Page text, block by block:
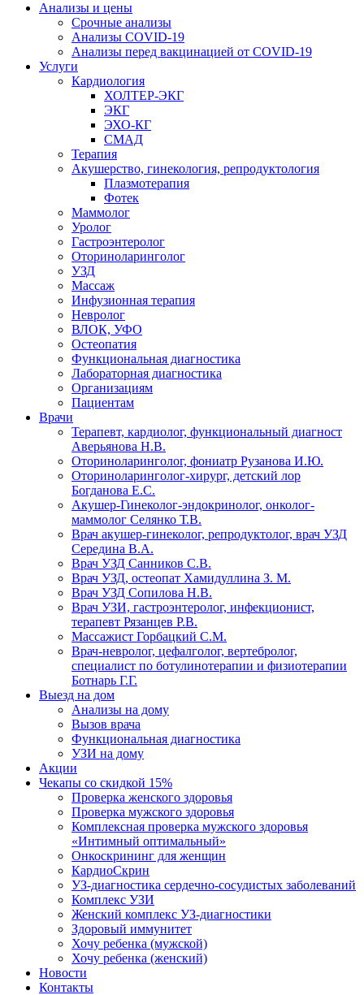
Анализы и цены
Срочные анализы
Анализы COVID-19
Анализы перед вакцинацией от COVID-19
Услуги
Кардиология
ХОЛТЕР-ЭКГ
ЭКГ
ЭХО-КГ
СМАД
Терапия
Акушерство, гинекология, репродуктология
Плазмотерапия
Фотек
Маммолог
Уролог
Гастроэнтеролог
Оториноларинголог
УЗД
Массаж
Инфузионная терапия
Невролог
ВЛОК, УФО
Остеопатия
Функциональная диагностика
Лабораторная диагностика
Организациям
Пациентам
Врачи
Терапевт, кардиолог, функциональный диагност
Аверьянова Н.В.
Оториноларинголог, фониатр Рузанова И.Ю.
Оториноларинголог-хирург, детский лор
Богданова Е.С.
Акушер-Гинеколог-эндокринолог, онколог-
маммолог Селянко Т.В.
Врач акушер-гинеколог, репродуктолог, врач УЗД
Середина В.А.
Врач УЗД Санников С.В.
Врач УЗД, остеопат Хамидуллина З. М.
Врач УЗД Сопилова Н.В.
Врач УЗИ, гастроэнтеролог, инфекционист,
терапевт Рязанцев Р.В.
Массажист Горбацкий С.М.
Врач-невролог, цефалголог, вертебролог,
специалист по ботулинотерапии и физиотерапии
Ботнарь Г.Г.
Выезд на дом
Анализы на дому
Вызов врача
Функциональная диагностика
УЗИ на дому
Акции
Чекапы со скидкой 15%
Проверка женского здоровья
Проверка мужского здоровья
Комплексная проверка мужского здоровья
«Интимный оптимальный»
Онкоcкрининг для женщин
КардиоСкрин
УЗ-диагностика сердечно-сосудистых заболеваний
Комплекс УЗИ
Женский комплекс УЗ-диагностики
Здоровый иммунитет
Хочу ребенка (мужской)
Хочу ребенка (женский)
Новости
Контакты